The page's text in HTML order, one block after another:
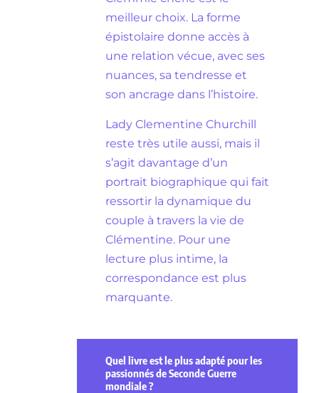
meilleur choix. La forme
épistolaire donne accès à
une relation vécue, avec ses
nuances, sa tendresse et
son ancrage dans l’histoire.
Lady Clementine Churchill
reste très utile aussi, mais il
s’agit davantage d’un
portrait biographique qui fait
ressortir la dynamique du
couple à travers la vie de
Clémentine. Pour une
lecture plus intime, la
correspondance est plus
marquante.
Quel livre est le plus adapté pour les
passionnés de Seconde Guerre
mondiale ?